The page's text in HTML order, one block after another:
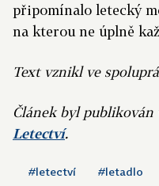
připomínalo letecký
na kterou ne úplně
Text vznikl ve
Článek byl
Letectví.
#letectví #letadlo